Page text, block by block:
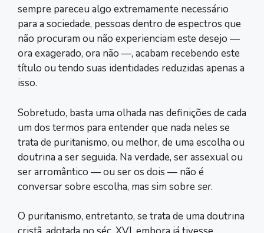
sempre pareceu algo extremamente necessário
para a sociedade, pessoas dentro de espectros que
não procuram ou não experienciam este desejo ―
ora exagerado, ora não ―, acabam recebendo este
título ou tendo suas identidades reduzidas apenas a
isso.
Sobretudo, basta uma olhada nas definições de cada
um dos termos para entender que nada neles se
trata de puritanismo, ou melhor, de uma escolha ou
doutrina a ser seguida. Na verdade, ser assexual ou
ser arromântico ― ou ser os dois ― não é
conversar sobre escolha, mas sim sobre ser.
O puritanismo, entretanto, se trata de uma doutrina